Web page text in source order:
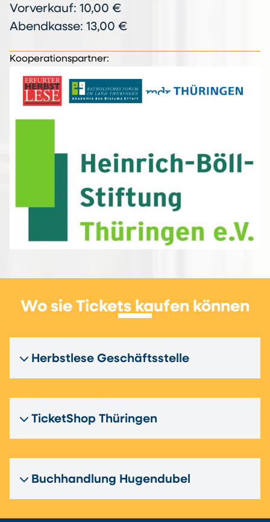
Vorverkauf: 10,00 €
Abendkasse: 13,00 €
Kooperationspartner:
Wo sie Tickets kaufen können
Herbstlese Geschäftsstelle
TicketShop Thüringen
Buchhandlung Hugendubel